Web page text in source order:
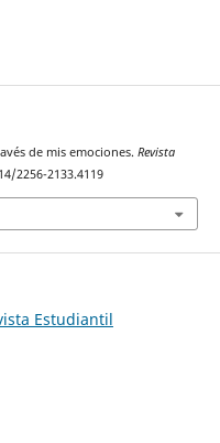
de mis emociones. Revista
2256-2133.4119
Estudiantil